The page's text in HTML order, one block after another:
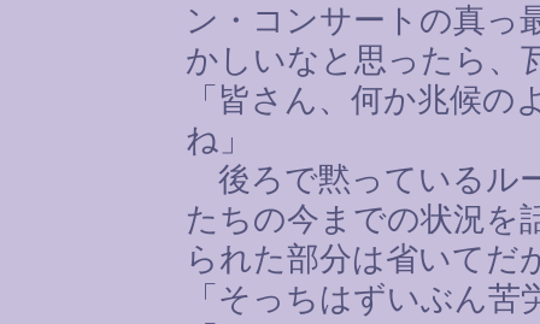
ン・コンサートの真っ
かしいなと思ったら、
「皆さん、何か兆候
ね」
後ろで黙っているル
たちの今までの状況を
られた部分は省いてだ
「そっちはずいぶん